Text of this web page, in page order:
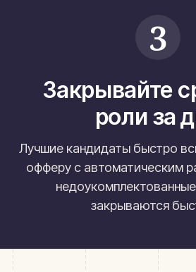
3
Закрывайте
роли за
Лучшие кандидаты быстро
офферу с автоматическим
закрываются